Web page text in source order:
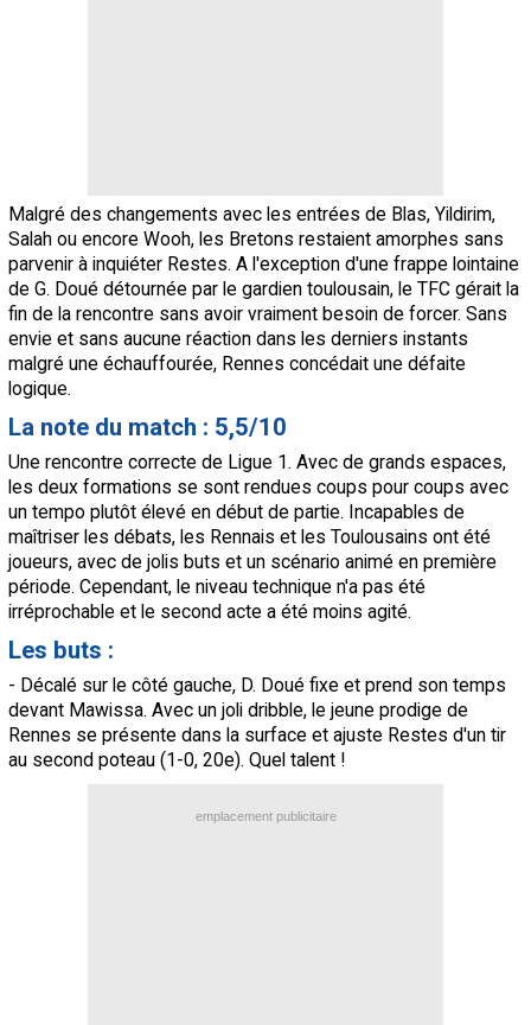
Malgré des changements avec les entrées de Blas, Yildirim,
Salah ou encore Wooh, les Bretons restaient amorphes sans
parvenir à inquiéter Restes. A l'exception d'une frappe lointaine
de G. Doué détournée par le gardien toulousain, le TFC gérait la
fin de la rencontre sans avoir vraiment besoin de forcer. Sans
envie et sans aucune réaction dans les derniers instants
malgré une échauffourée, Rennes concédait une défaite
logique.
La note du match : 5,5/10
Une rencontre correcte de Ligue 1. Avec de grands espaces,
les deux formations se sont rendues coups pour coups avec
un tempo plutôt élevé en début de partie. Incapables de
maîtriser les débats, les Rennais et les Toulousains ont été
joueurs, avec de jolis buts et un scénario animé en première
période. Cependant, le niveau technique n'a pas été
irréprochable et le second acte a été moins agité.
Les buts :
- Décalé sur le côté gauche, D. Doué fixe et prend son temps
devant Mawissa. Avec un joli dribble, le jeune prodige de
Rennes se présente dans la surface et ajuste Restes d'un tir
au second poteau (1-0, 20e). Quel talent !
emplacement publicitaire